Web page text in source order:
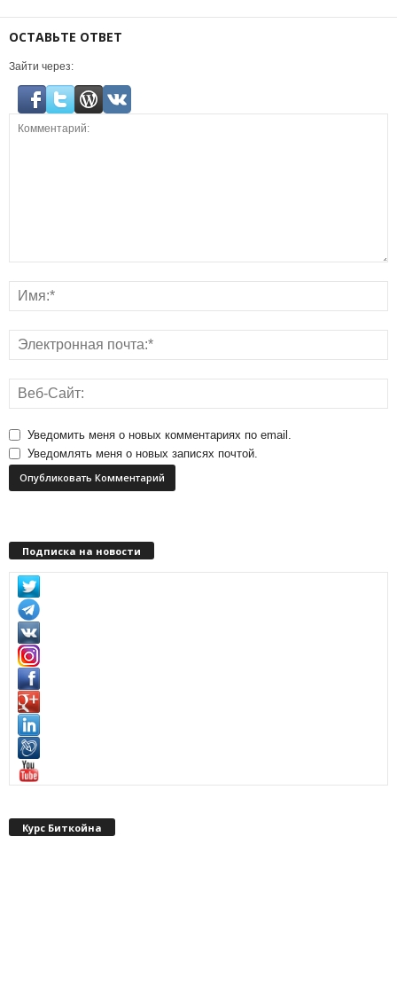
ОСТАВЬТЕ ОТВЕТ
Зайти через:
Уведомить меня о новых комментариях по email.
Уведомлять меня о новых записях почтой.
Подписка на новости
Курс Биткойна